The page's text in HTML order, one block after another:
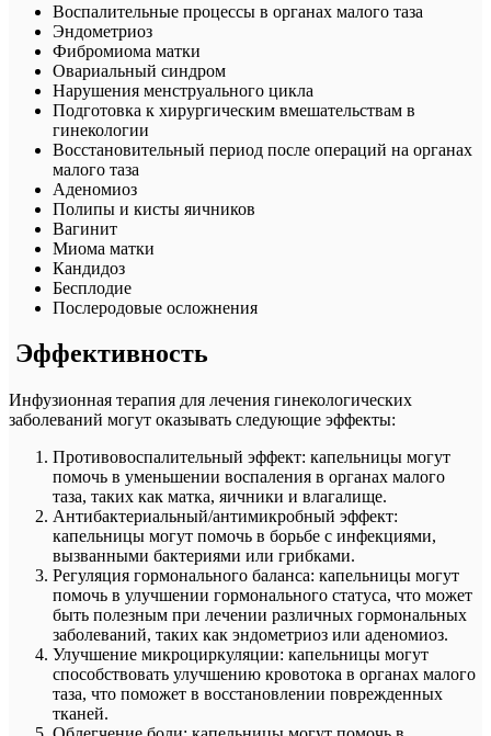
Воспалительные процессы в органах малого таза
Эндометриоз
Фибромиома матки
Овариальный синдром
Нарушения менструального цикла
Подготовка к хирургическим вмешательствам в
гинекологии
Восстановительный период после операций на органах
малого таза
Аденомиоз
Полипы и кисты яичников
Вагинит
Миома матки
Кандидоз
Бесплодие
Послеродовые осложнения
Эффективность
Инфузионная терапия для лечения гинекологических
заболеваний могут оказывать следующие эффекты:
Противовоспалительный эффект: капельницы могут
помочь в уменьшении воспаления в органах малого
таза, таких как матка, яичники и влагалище.
Антибактериальный/антимикробный эффект:
капельницы могут помочь в борьбе с инфекциями,
вызванными бактериями или грибками.
Регуляция гормонального баланса: капельницы могут
помочь в улучшении гормонального статуса, что может
быть полезным при лечении различных гормональных
заболеваний, таких как эндометриоз или аденомиоз.
Улучшение микроциркуляции: капельницы могут
способствовать улучшению кровотока в органах малого
таза, что поможет в восстановлении поврежденных
тканей.